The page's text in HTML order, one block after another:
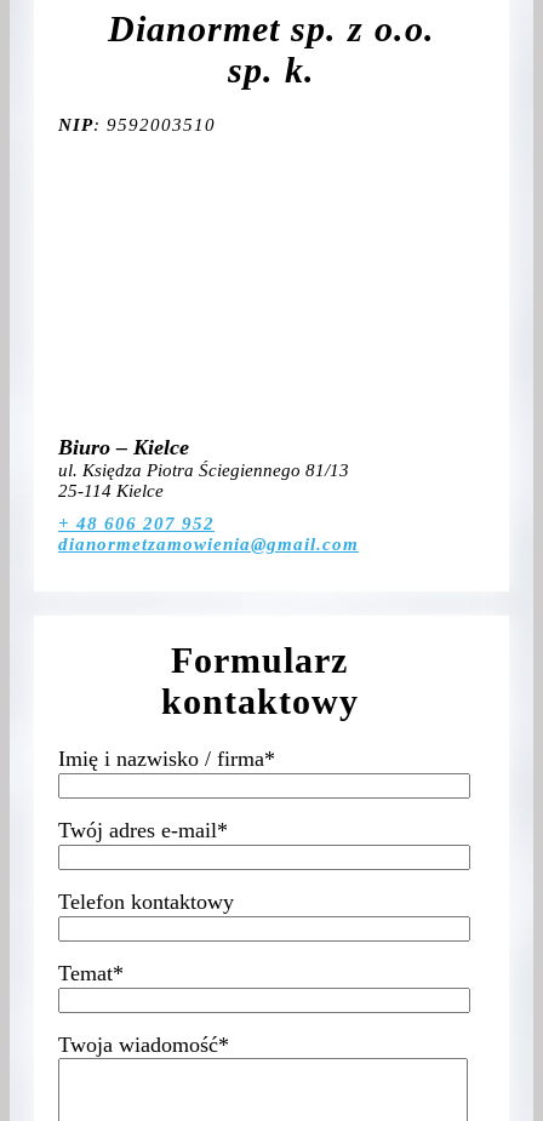
Dianormet sp. z o.o.
sp. k.
NIP: 9592003510
Biuro – Kielce
ul. Księdza Piotra Ściegiennego 81/13
25-114 Kielce
+ 48 606 207 952
dianormetzamowienia@gmail.com
Formularz
kontaktowy
Imię i nazwisko / firma*
Twój adres e-mail*
Telefon kontaktowy
Temat*
Twoja wiadomość*